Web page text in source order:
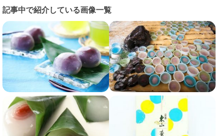
記事中で紹介している画像一覧